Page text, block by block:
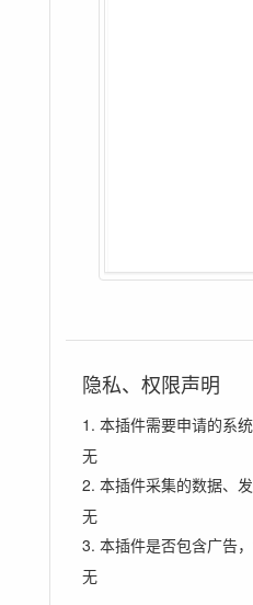
隐私、权限声明
1. 本插件需要申请的系统
无
2. 本插件采集的数据、
无
3. 本插件是否包含广告
无